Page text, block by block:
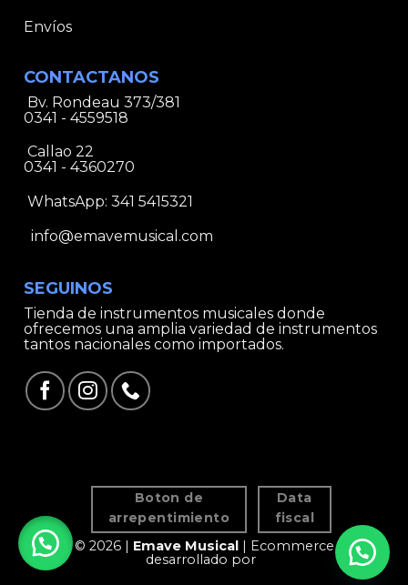
Envíos
CONTACTANOS
Bv. Rondeau 373/381
0341 - 4559518
Callao 22
0341 - 4360270
WhatsApp: 341 5415321
info@emavemusical.com
SEGUINOS
Tienda de instrumentos musicales donde
ofrecemos una amplia variedad de instrumentos
tantos nacionales como importados.
Boton de
arrepentimiento
Data
fiscal
© 2026 | Emave Musical| Ecommerce
desarrollado por